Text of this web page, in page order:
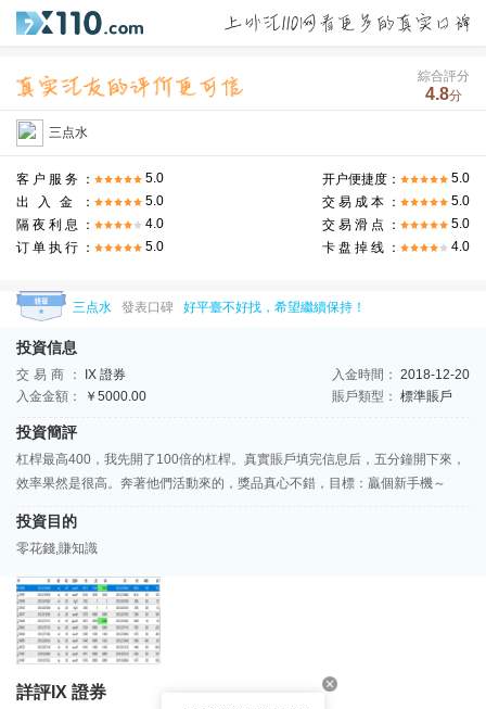
綜合評分
4.8分
三点水
客户服务： 5.0 开户便捷度：
5.0
出入金：
5.0 交易成本：
5.0
隔夜利息：
4.0 交易滑点：
5.0
订单执行：
5.0 卡盘掉线： 4.0
三点水 發表口碑 好平臺不好找，希望繼續保持！
投資信息
交易商：
IX 證券
入金金額：
￥5000.00
入金時間： 2018-12-20
賬戶類型： 標準賬戶
投資簡評
杠桿最高400，我先開了100倍的杠桿。真實賬戶填完信息后，五分鐘開下來，
效率果然是很高。奔著他們活動來的，獎品真心不錯，目標：贏個新手機～
投資目的
零花錢,賺知識
詳評IX 證券